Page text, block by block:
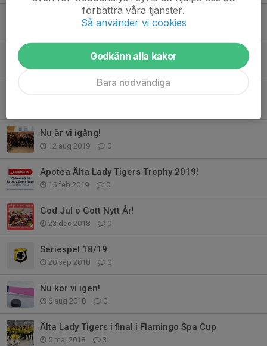
Lady Tigers Säsong 19/20
Apotea Älta Lady Tigers Trophy 2020!
19 feb 2020 0
Nu är vi igång!
12 aug 2019 0
Apotea Älta Lady Tigers Trophy 2019!
15 feb 2019 0
God Jul o Gott Nytt År!
23 dec 2018 0
Seriespel 18/19
20 sep 2018 0
Nu kör vi igen!
6 aug 2018 0
Älta Lady Tigers i final i Flamingo Spa Cup
5 maj 2018 3
förbättra våra tjänster.
Så använder vi cookies
Godkänn alla kakor
Bara nödvändiga